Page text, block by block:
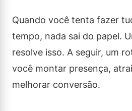
Quando você tenta fazer
tempo, nada sai do papel.
resolve isso. A seguir, um
você montar presença,
melhorar conversão.